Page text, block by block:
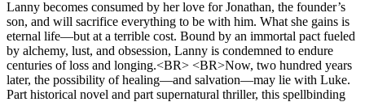
Lanny becomes consumed by her love for Jonathan, the founder’s
son, and will sacrifice everything to be with him. What she gains is
eternal life—but at a terrible cost. Bound by an immortal pact fueled
by alchemy, lust, and obsession, Lanny is condemned to endure
centuries of loss and longing.<BR> <BR>Now, two hundred years
later, the possibility of healing—and salvation—may lie with Luke.
Part historical novel and part supernatural thriller, this spellbinding